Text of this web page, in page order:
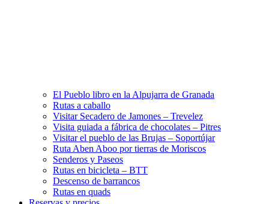
El Pueblo libro en la Alpujarra de Granada
Rutas a caballo
Visitar Secadero de Jamones – Trevelez
Visita guiada a fábrica de chocolates – Pitres
Visitar el pueblo de las Brujas – Soportújar
Ruta Aben Aboo por tierras de Moriscos
Senderos y Paseos
Rutas en bicicleta – BTT
Descenso de barrancos
Rutas en quads